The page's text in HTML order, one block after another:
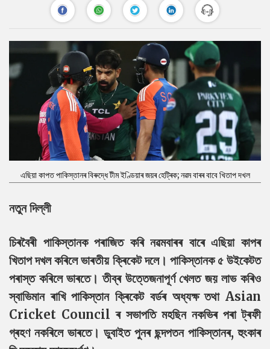
এছিয়া কাপত পাকিস্তানৰ বিৰুদ্ধে টীম ইণ্ডিয়াৰ জয়ৰ হেট্ৰিক; নৱম বাৰৰ বাবে খিতাপ দখল
নতুন দিল্লী
চিৰবৈৰী পাকিস্তানক পৰাজিত কৰি নৱমবাৰৰ বাৰে এছিয়া কাপৰ
খিতাপ দখল কৰিলে ভাৰতীয় ক্ৰিকেট দলে। পাকিস্তানক ৫ উইকেটত
পৰাস্ত কৰিলে ভাৰতে। তীব্ৰ উত্তেজনাপূৰ্ণ খেলত জয় লাভ কৰিও
স্বাভিমান ৰাখি পাকিস্তান ক্ৰিকেট বৰ্ডৰ অধ্যক্ষ তথা Asian
Cricket Council ৰ সভাপতি মহছিন নকভিৰ পৰা ট্ৰফী
গ্ৰহণ নকৰিলে ভাৰতে। ডুবাইত পুনৰ ছন্দপতন পাকিস্তানৰ, হুংকাৰ